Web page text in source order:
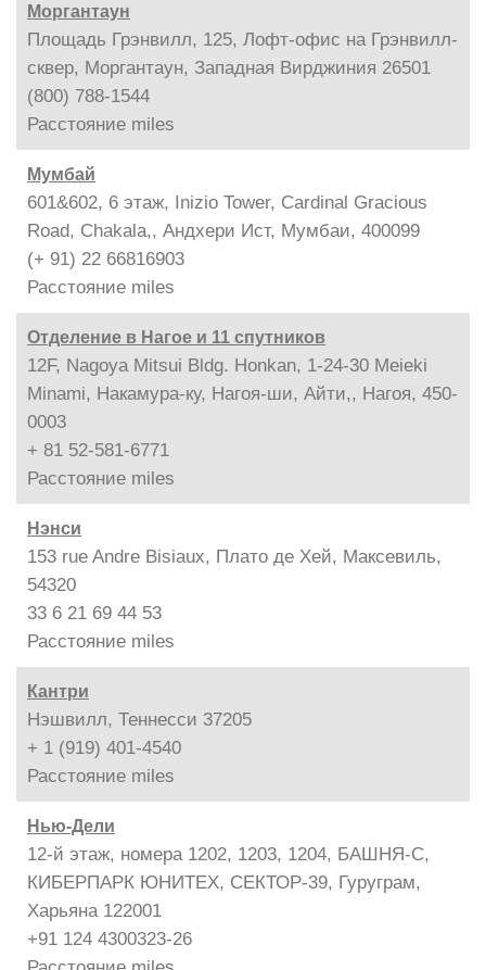
Моргантаун
Площадь Грэнвилл, 125, Лофт-офис на Грэнвилл-
сквер, Моргантаун, Западная Вирджиния 26501
(800) 788-1544
Расстояние miles
Мумбай
601&602, 6 этаж, Inizio Tower, Cardinal Gracious
Road, Chakala,, Андхери Ист, Мумбаи, 400099
(+ 91) 22 66816903
Расстояние miles
Отделение в Нагое и 11 спутников
12F, Nagoya Mitsui Bldg. Honkan, 1-24-30 Meieki
Minami, Накамура-ку, Нагоя-ши, Айти,, Нагоя, 450-
0003
+ 81 52-581-6771
Расстояние miles
Нэнси
153 rue Andre Bisiaux, Плато де Хей, Максевиль,
54320
33 6 21 69 44 53
Расстояние miles
Кантри
Нэшвилл, Теннесси 37205
+ 1 (919) 401-4540
Расстояние miles
Нью-Дели
12-й этаж, номера 1202, 1203, 1204, БАШНЯ-С,
КИБЕРПАРК ЮНИТЕХ, СЕКТОР-39, Гуруграм,
Харьяна 122001
+91 124 4300323-26